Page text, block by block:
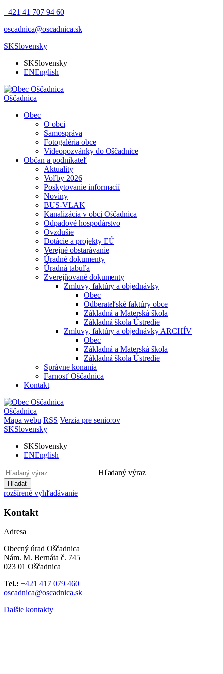
+421 41 707 94 60
oscadnica@oscadnica.sk
SKSlovensky
SKSlovensky
ENEnglish
Oščadnica
Obec
O obci
Samospráva
Fotogaléria obce
Videopozvánky do Oščadnice
Občan a podnikateľ
Aktuality
Voľby 2026
Poskytovanie informácií
Noviny
BUS-VLAK
Kanalizácia v obci Oščadnica
Odpadové hospodárstvo
Ovzdušie
Dotácie a projekty EÚ
Verejné obstarávanie
Úradné dokumenty
Úradná tabuľa
Zverejňované dokumenty
Zmluvy, faktúry a objednávky
Obec
Odberateľské faktúry obce
Základná a Materská škola
Základná škola Ústredie
Zmluvy, faktúry a objednávky ARCHÍV
Obec
Základná a Materská škola
Základná škola Ústredie
Správne konania
Farnosť Oščadnica
Kontakt
Oščadnica
Mapa webu RSS Verzia pre seniorov
SKSlovensky
SKSlovensky
ENEnglish
Hľadaný výraz
Hľadať
rozšírené vyhľadávanie
Kontakt
Adresa
Obecný úrad Oščadnica
Nám. M. Bernáta č. 745
023 01 Oščadnica
Tel.: +421 417 079 460
oscadnica@oscadnica.sk
Dalšie kontakty